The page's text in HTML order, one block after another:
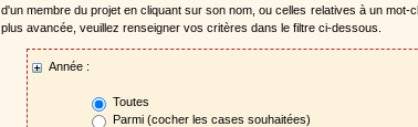
d'un membre du projet en cliquant sur son nom, ou celles relatives à un
plus avancée, veuillez renseigner vos critères dans le filtre ci-dessous.
Année :
Toutes
Parmi (cocher les cases souhaitées)